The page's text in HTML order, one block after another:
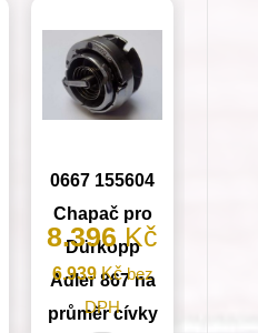
0667 155604
Chapač pro
Dürkopp
Adler 867 na
průměr cívky
8.396Kč
6.939Kčbez
DPH